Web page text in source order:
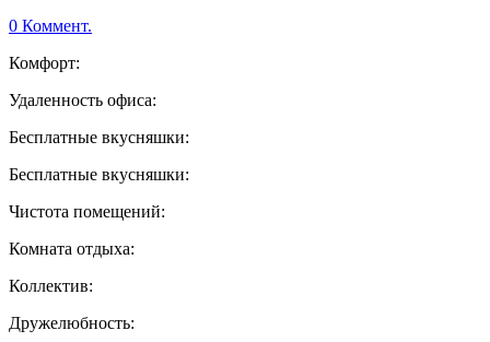
0 Коммент.
Комфорт:
Удаленность офиса:
Бесплатные вкусняшки:
Бесплатные вкусняшки:
Чистота помещений:
Комната отдыха:
Коллектив:
Дружелюбность: